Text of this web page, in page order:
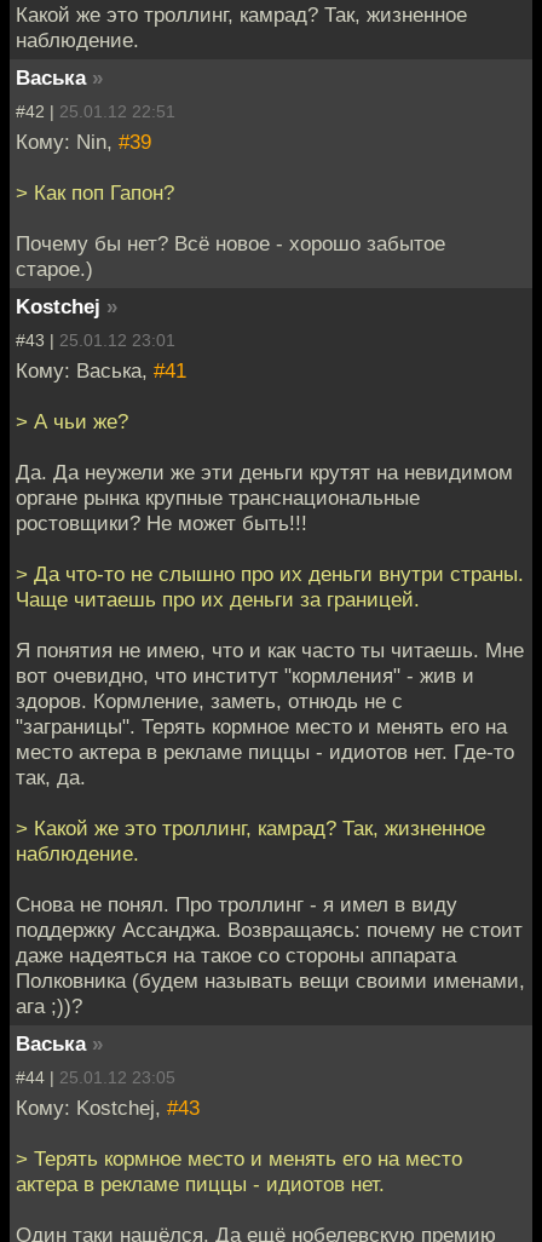
Какой же это троллинг, камрад? Так, жизненное
наблюдение.
Васька »
#42 | 25.01.12 22:51
Кому: Nin, #39
> Как поп Гапон?
Почему бы нет? Всё новое - хорошо забытое
старое.)
Kostchej »
#43 | 25.01.12 23:01
Кому: Васька, #41
> А чьи же?
Да. Да неужели же эти деньги крутят на невидимом
органе рынка крупные транснациональные
ростовщики? Не может быть!!!
> Да что-то не слышно про их деньги внутри страны.
Чаще читаешь про их деньги за границей.
Я понятия не имею, что и как часто ты читаешь. Мне
вот очевидно, что институт "кормления" - жив и
здоров. Кормление, заметь, отнюдь не с
"заграницы". Терять кормное место и менять его на
место актера в рекламе пиццы - идиотов нет. Где-то
так, да.
> Какой же это троллинг, камрад? Так, жизненное
наблюдение.
Снова не понял. Про троллинг - я имел в виду
поддержку Ассанджа. Возвращаясь: почему не стоит
даже надеяться на такое со стороны аппарата
Полковника (будем называть вещи своими именами,
ага ;))?
Васька »
#44 | 25.01.12 23:05
Кому: Kostchej, #43
> Терять кормное место и менять его на место
актера в рекламе пиццы - идиотов нет.
Один таки нашёлся. Да ещё нобелевскую премию